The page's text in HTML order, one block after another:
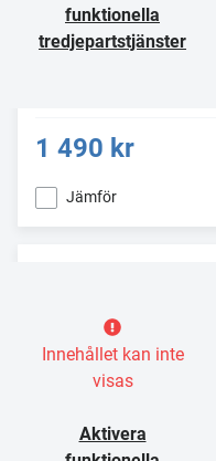
funktionella
tredjepartstjänster
1 490 kr
Jämför
Innehållet kan inte
visas
Aktivera